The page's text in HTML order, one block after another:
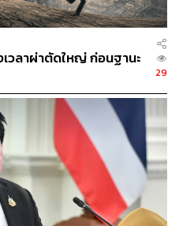
ระเทศที่อยู่ในระดับสูงเมื่อ
ยังคงอยู่ในระดับต่ำ ส่งผลให้
ะเทศ (External Liquidity)
ดตามต่อไปสำหรับพิจารณา
อนาคต คือ ความคืบหน้าใน
ยสู่อุตสาหกรรมแห่งอนาคต
แกร่งของฐานะต่าง
ของไทยในระยะกลาง
วลาผ่าตัดใหญ่ ก่อนฐานะ
29